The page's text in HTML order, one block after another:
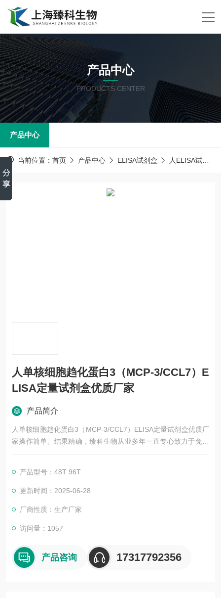
产品中心
PRODUCTS CENTER
产品中心
当前位置： 首页 产品中心 ELISA试剂盒 人ELISA试剂盒
人单核细胞趋化蛋白3（MCP-3/CCL7）E
LISA定量试剂盒优质厂家
产品简介
人单核细胞趋化蛋白3（MCP-3/CCL7）ELISA定量试剂盒优质厂
家操作简单、结果精确，臻科生物从业多年一直专心致力于免疫
学技术的积累与发展，以其优质的产品质量与专业的技术服务，
科研单位保持良好的合作关系，共同努力合作共赢。
产品型号：48T 96T
更新时间：2025-06-28
厂商性质：生产厂家
访问量：1057
产品咨询 17317792356